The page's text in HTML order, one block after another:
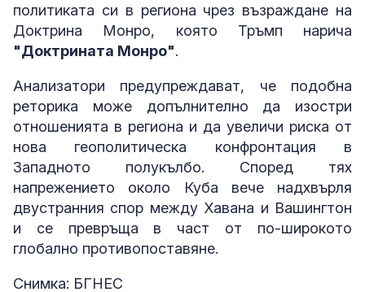
политиката си в региона чрез възраждане на
Доктрина Монро, която Тръмп нарича
"Доктрината Монро".
Анализатори предупреждават, че подобна
реторика може допълнително да изостри
отношенията в региона и да увеличи риска от
нова геополитическа конфронтация в
Западното полукълбо. Според тях
напрежението около Куба вече надхвърля
двустранния спор между Хавана и Вашингтон
и се превръща в част от по-широкото
глобално противопоставяне.
Снимка: БГНЕС